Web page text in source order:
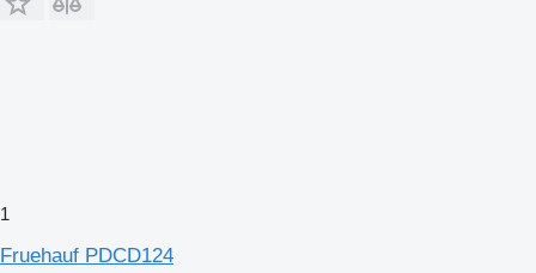
1
Fruehauf PDCD124